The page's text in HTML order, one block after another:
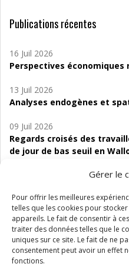
Gérer le
Pour offrir les meilleures
telles que les cookies pour
appareils. Le fait de consentir à
traiter des données telles que le
uniques sur ce site. Le fait de ne
consentement peut avoir un effet
fonctions.
Publications récentes
16 Juil 2026
Perspectives économiques
13 Juil 2026
Analyses endogènes et
09 Juil 2026
Regards croisés des
de jour de bas seuil en
Étude d’évaluabilité des
d’accompagnement à
01 Juil 2026
Pénurie du personnel
d’offre de soins pour